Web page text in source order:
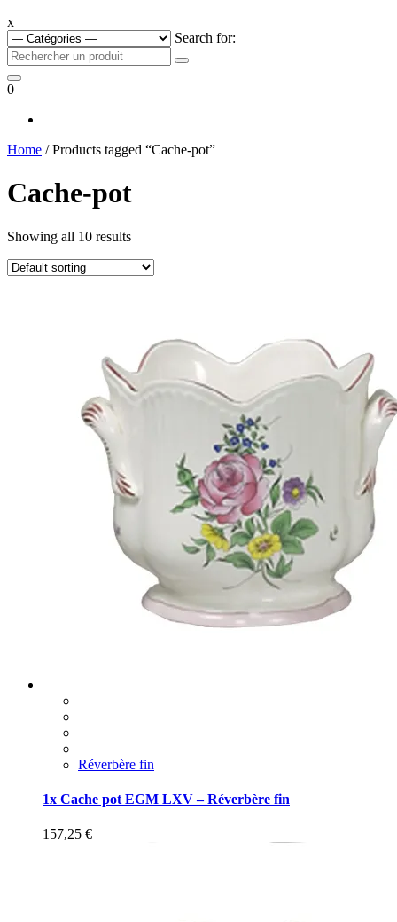
x
Search for:
0
Home / Products tagged “Cache-pot”
Cache-pot
Showing all 10 results
Réverbère fin
1x Cache pot EGM LXV – Réverbère fin
157,25 €